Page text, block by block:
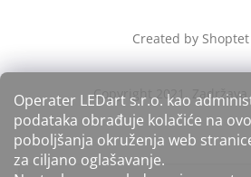
Operater LEDart s.r.o. kao
podataka obrađuje kolačiće na
poboljšanja okruženja web
za ciljano oglašavanje.
Created by